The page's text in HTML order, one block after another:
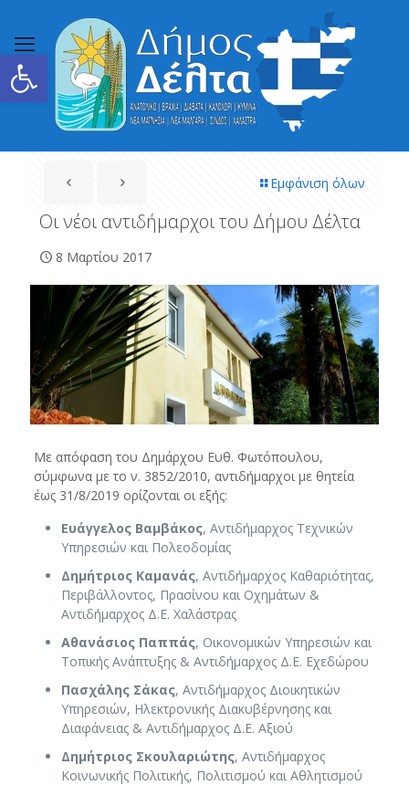
Ανοίξτε τη γραμμή εργαλείων
Εμφάνιση όλων
Οι νέοι αντιδήμαρχοι του Δήμου Δέλτα
8 Μαρτίου 2017
Με απόφαση του Δημάρχου Ευθ. Φωτόπουλου,
σύμφωνα με το ν. 3852/2010, αντιδήμαρχοι με θητεία
έως 31/8/2019 ορίζονται οι εξής:
Ευάγγελος Βαμβάκος, Αντιδήμαρχος Τεχνικών
Υπηρεσιών και Πολεοδομίας
Δημήτριος Καμανάς, Αντιδήμαρχος Καθαριότητας,
Περιβάλλοντος, Πρασίνου και Οχημάτων &
Αντιδήμαρχος Δ.Ε. Χαλάστρας
Αθανάσιος Παππάς, Οικονομικών Υπηρεσιών και
Τοπικής Ανάπτυξης & Αντιδήμαρχος Δ.Ε. Εχεδώρου
Πασχάλης Σάκας, Αντιδήμαρχος Διοικητικών
Υπηρεσιών, Ηλεκτρονικής Διακυβέρνησης και
Διαφάνειας & Αντιδήμαρχος Δ.Ε. Αξιού
Δημήτριος Σκουλαριώτης, Αντιδήμαρχος
Κοινωνικής Πολιτικής, Πολιτισμού και Αθλητισμού